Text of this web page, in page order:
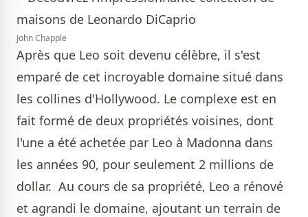
John Chapple
Après que Leo soit devenu célèbre, il s'est
emparé de cet incroyable domaine situé dans
les collines d'Hollywood. Le complexe est en
fait formé de deux propriétés voisines, dont
l'une a été achetée par Leo à Madonna dans
les années 90, pour seulement 2 millions de
dollar. Au cours de sa propriété, Leo a rénové
et agrandi le domaine, ajoutant un terrain de